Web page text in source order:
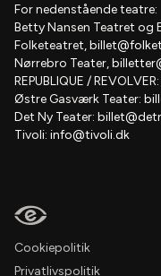
For nedenstående teatre:
Betty Nansen Teatret og
Folketeatret,
Nørrebro Teater,
REPUBLIQUE / REVOLVER:
Østre Gasværk Teater:
Det Ny Teater:
Tivoli: info@tivoli.dk
Cookiepolitik
Privatlivspolitik